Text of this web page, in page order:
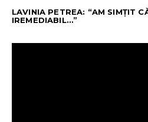
LAVINIA PETREA: “AM SIMȚIT
IREMEDIABIL…”